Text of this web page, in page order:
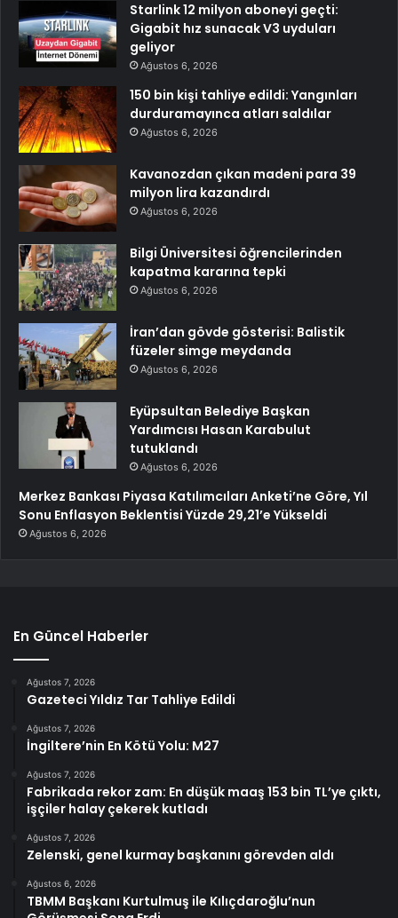
Starlink 12 milyon aboneyi geçti:
Gigabit hız sunacak V3 uyduları
geliyor
Ağustos 6, 2026
150 bin kişi tahliye edildi: Yangınları
durduramayınca atları saldılar
Ağustos 6, 2026
Kavanozdan çıkan madeni para 39
milyon lira kazandırdı
Ağustos 6, 2026
Bilgi Üniversitesi öğrencilerinden
kapatma kararına tepki
Ağustos 6, 2026
İran’dan gövde gösterisi: Balistik
füzeler simge meydanda
Ağustos 6, 2026
Eyüpsultan Belediye Başkan
Yardımcısı Hasan Karabulut
tutuklandı
Ağustos 6, 2026
Merkez Bankası Piyasa Katılımcıları Anketi’ne Göre, Yıl
Sonu Enflasyon Beklentisi Yüzde 29,21’e Yükseldi
Ağustos 6, 2026
En Güncel Haberler
Ağustos 7, 2026
Gazeteci Yıldız Tar Tahliye Edildi
Ağustos 7, 2026
İngiltere’nin En Kötü Yolu: M27
Ağustos 7, 2026
Fabrikada rekor zam: En düşük maaş 153 bin TL’ye çıktı,
işçiler halay çekerek kutladı
Ağustos 7, 2026
Zelenski, genel kurmay başkanını görevden aldı
Ağustos 6, 2026
TBMM Başkanı Kurtulmuş ile Kılıçdaroğlu’nun